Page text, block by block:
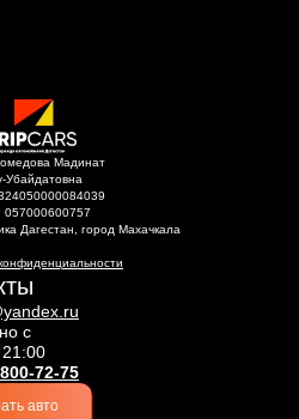
Мадинат
Убайдатовна
Дагестан, город Махачкала
с
72-75
авто